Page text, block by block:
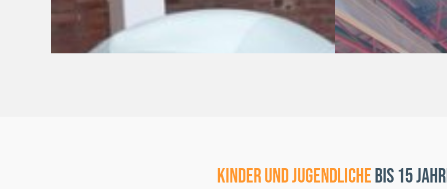
Kinder und Jugendlichebis 15